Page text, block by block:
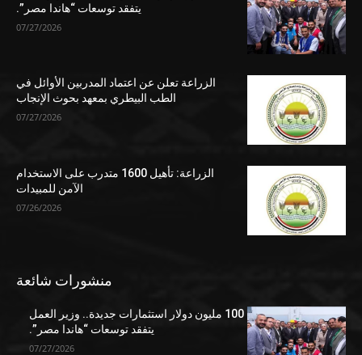
يتفقد توسعات “هاندا مصر”.
07/27/2026
الزراعة تعلن عن اعتماد المدربين الأوائل في
الطب البيطري بمعهد بحوث الإنجاب
07/27/2026
الزراعة: تأهيل 1600 متدرب على الاستخدام
الآمن للمبيدات
07/26/2026
منشورات شائعة
100 مليون دولار استثمارات جديدة.. وزير العمل
يتفقد توسعات “هاندا مصر”.
07/27/2026